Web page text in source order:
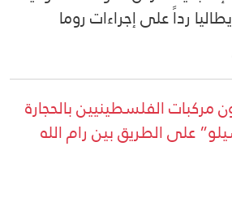
رداً على إجراءات روما
الفلسطينيين بالحجارة
على الطريق بين رام الله